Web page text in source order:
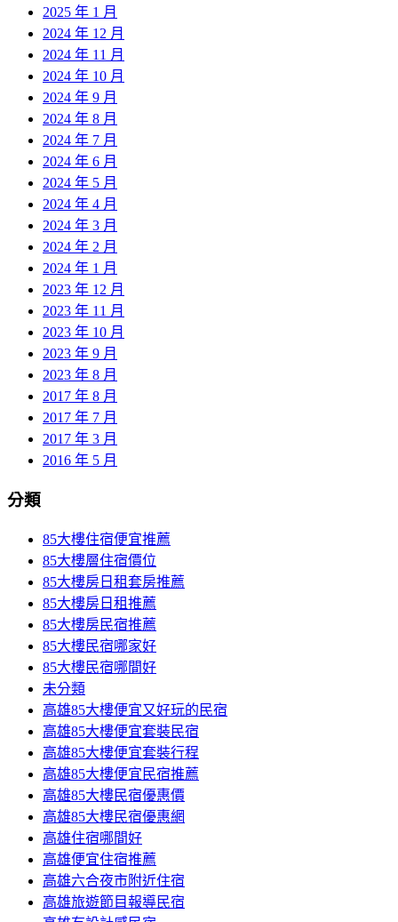
2025 年 1 月
2024 年 12 月
2024 年 11 月
2024 年 10 月
2024 年 9 月
2024 年 8 月
2024 年 7 月
2024 年 6 月
2024 年 5 月
2024 年 4 月
2024 年 3 月
2024 年 2 月
2024 年 1 月
2023 年 12 月
2023 年 11 月
2023 年 10 月
2023 年 9 月
2023 年 8 月
2017 年 8 月
2017 年 7 月
2017 年 3 月
2016 年 5 月
分類
85大樓住宿便宜推薦
85大樓層住宿價位
85大樓房日租套房推薦
85大樓房日租推薦
85大樓房民宿推薦
85大樓民宿哪家好
85大樓民宿哪間好
未分類
高雄85大樓便宜又好玩的民宿
高雄85大樓便宜套裝民宿
高雄85大樓便宜套裝行程
高雄85大樓便宜民宿推薦
高雄85大樓民宿優惠價
高雄85大樓民宿優惠網
高雄住宿哪間好
高雄便宜住宿推薦
高雄六合夜市附近住宿
高雄旅遊節目報導民宿